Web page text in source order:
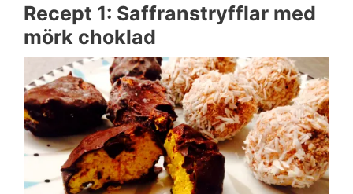
Recept 1: Saffranstryfflar med
mörk choklad